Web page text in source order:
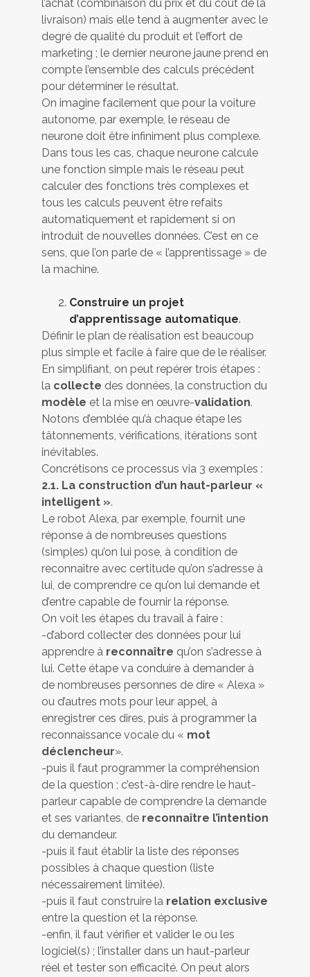
l’achat (combinaison du prix et du coût de la
livraison) mais elle tend à augmenter avec le
degré de qualité du produit et l’effort de
marketing ; le dernier neurone jaune prend en
compte l’ensemble des calculs précédent
pour déterminer le résultat.
On imagine facilement que pour la voiture
autonome, par exemple, le réseau de
neurone doit être infiniment plus complexe.
Dans tous les cas, chaque neurone calcule
une fonction simple mais le réseau peut
calculer des fonctions très complexes et
tous les calculs peuvent être refaits
automatiquement et rapidement si on
introduit de nouvelles données. C’est en ce
sens, que l’on parle de « l’apprentissage » de
la machine.
Construire un projet
d’apprentissage automatique.
Définir le plan de réalisation est beaucoup
plus simple et facile à faire que de le réaliser.
En simplifiant, on peut repérer trois étapes :
la collecte des données, la construction du
modèle et la mise en œuvre-validation.
Notons d’emblée qu’à chaque étape les
tâtonnements, vérifications, itérations sont
inévitables.
Concrétisons ce processus via 3 exemples :
2.1. La construction d’un haut-parleur «
intelligent ».
Le robot Alexa, par exemple, fournit une
réponse à de nombreuses questions
(simples) qu’on lui pose, à condition de
reconnaître avec certitude qu’on s’adresse à
lui, de comprendre ce qu’on lui demande et
d’entre capable de fournir la réponse.
On voit les étapes du travail à faire :
-d’abord collecter des données pour lui
apprendre à reconnaître qu’on s’adresse à
lui. Cette étape va conduire à demander à
de nombreuses personnes de dire « Alexa »
ou d’autres mots pour leur appel, à
enregistrer ces dires, puis à programmer la
reconnaissance vocale du « mot
déclencheur».
-puis il faut programmer la compréhension
de la question ; c’est-à-dire rendre le haut-
parleur capable de comprendre la demande
et ses variantes, de reconnaître l’intention
du demandeur.
-puis il faut établir la liste des réponses
possibles à chaque question (liste
nécessairement limitée).
-puis il faut construire la relation exclusive
entre la question et la réponse.
-enfin, il faut vérifier et valider le ou les
logiciel(s) ; l’installer dans un haut-parleur
réel et tester son efficacité. On peut alors